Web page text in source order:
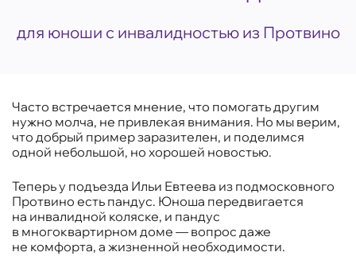
для юноши с инвалидностью из Протвино
Часто встречается мнение, что помогать другим
нужно молча, не привлекая внимания. Но мы верим,
что добрый пример заразителен, и поделимся
одной небольшой, но хорошей новостью.
Теперь у подъезда Ильи Евтеева из подмосковного
Протвино есть пандус. Юноша передвигается
на инвалидной коляске, и пандус
в многоквартирном доме — вопрос даже
не комфорта, а жизненной необходимости.